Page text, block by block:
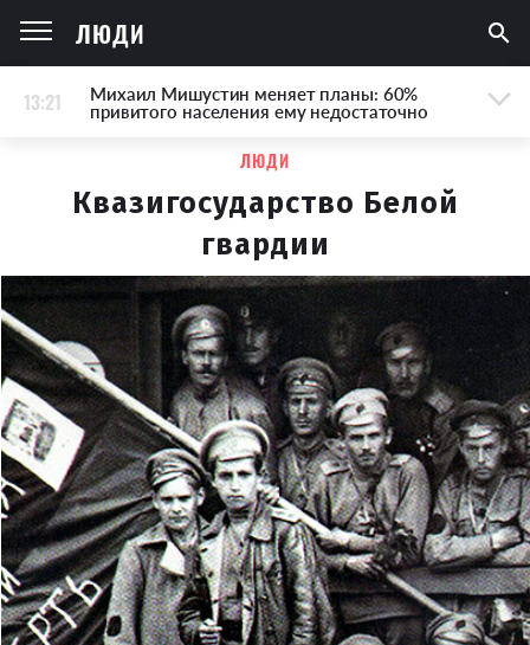
ЛЮДИ
13:21 Михаил Мишустин меняет планы: 60%
привитого населения ему недостаточно
ЛЮДИ
Квазигосударство Белой
гвардии